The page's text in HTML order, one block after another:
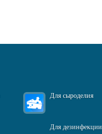
Для сыроделия
Для дезинфекции